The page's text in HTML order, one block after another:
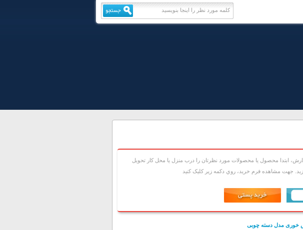
ابتدا محصول يا محصولات مورد نظرتان را درب منزل يا محل کار تحويل
جهت مشاهده فرم خريد، روي دکمه زير کليک کنيد
مدل دسته چوبی